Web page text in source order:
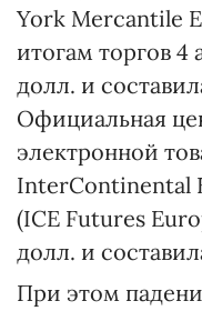
York Mercantile
итогам торгов 4
долл. и
Официальная
электронной
InterContinental
(IСE Futures
долл. и
При этом